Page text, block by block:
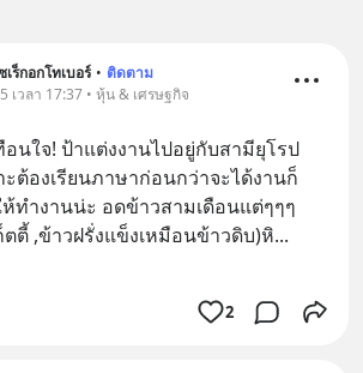
ร็กอกโทเบอร์ • ติดตาม
เวลา 17:37 • หุ้น & เศรษฐกิจ
นใจ! ป้าแต่งงานไปอยู่กับสามียุโรป
ะต้องเรียนภาษาก่อนกว่าจะได้งานก็
ทำงานน่ะ อดข้าวสามเดือนแต่ๆๆๆ
ตี้ ,ข้าวฝรั่งแข็งเหมือนข้าวดิบ)หิ...
2